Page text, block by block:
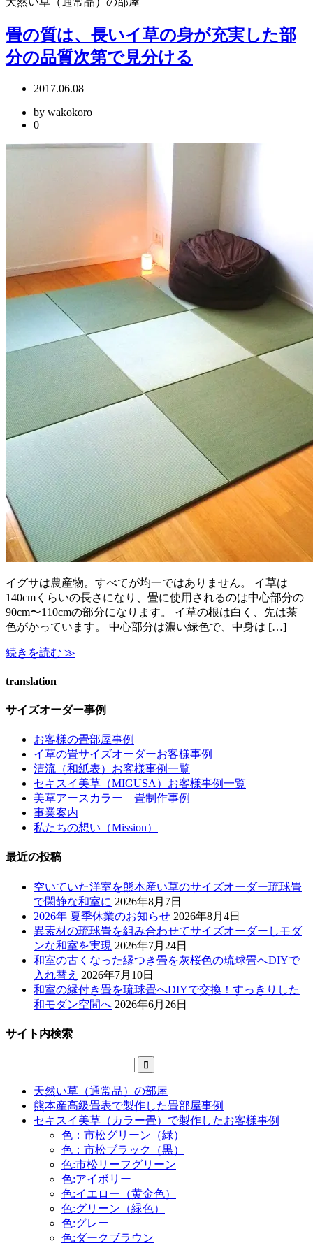
畳の質は、長いイ草の身が充実した部
分の品質次第で見分ける
2017.06.08
by wakokoro
0
イグサは農産物。すべてが均一ではありません。 イ草は
140cmくらいの長さになり、畳に使用されるのは中心部分の
90cm〜110cmの部分になります。 イ草の根は白く、先は茶
色がかっています。 中心部分は濃い緑色で、中身は […]
続きを読む ≫
translation
サイズオーダー事例
お客様の畳部屋事例
イ草の畳サイズオーダーお客様事例
清流（和紙表）お客様事例一覧
セキスイ美草（MIGUSA）お客様事例一覧
美草アースカラー 畳制作事例
事業案内
私たちの想い（Mission）
最近の投稿
空いていた洋室を熊本産い草のサイズオーダー琉球畳
で閑静な和室に 2026年8月7日
2026年 夏季休業のお知らせ 2026年8月4日
異素材の琉球畳を組み合わせてサイズオーダーしモダ
ンな和室を実現 2026年7月24日
和室の古くなった縁つき畳を灰桜色の琉球畳へDIYで
入れ替え 2026年7月10日
和室の縁付き畳を琉球畳へDIYで交換！すっきりした
和モダン空間へ 2026年6月26日
サイト内検索

天然い草（通常品）の部屋
熊本産高級畳表で製作した畳部屋事例
セキスイ美草（カラー畳）で製作したお客様事例
色：市松グリーン（緑）
色：市松ブラック（黒）
色:市松リーフグリーン
色:アイボリー
色:イエロー（黄金色）
色:グリーン（緑色）
色:グレー
色:ダークブラウン